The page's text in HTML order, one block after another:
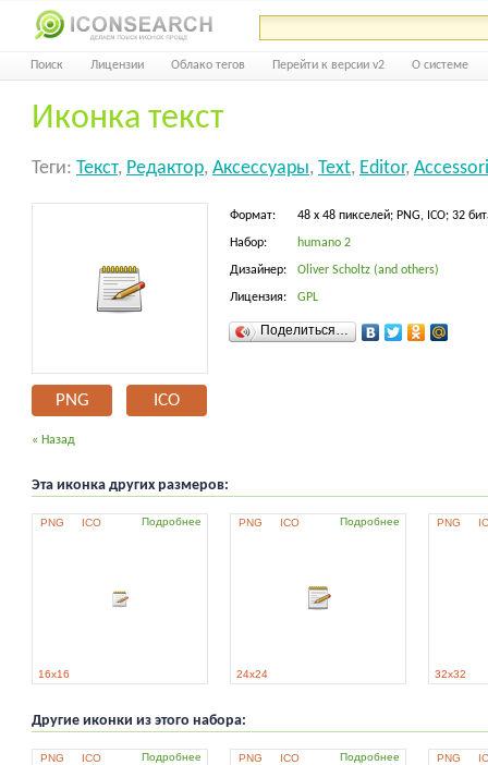
Поиск Лицензии Облако тегов Перейти к версии v2 О системе
Иконка текст
Теги: Текст, Редактор, Аксессуары, Text, Editor,
PNG ICO
Формат: 48 x 48 пикселей; PNG, ICO; 32
Набор: humano 2
Дизайнер: Oliver Scholtz (and others)
Лицензия: GPL
Поделиться…
« Назад
Эта иконка других размеров:
PNG ICO Подробнее
16x16
PNG ICO Подробнее
24x24
PNG
32x32
Другие иконки из этого набора:
PNG ICO Подробнее PNG ICO Подробнее PNG